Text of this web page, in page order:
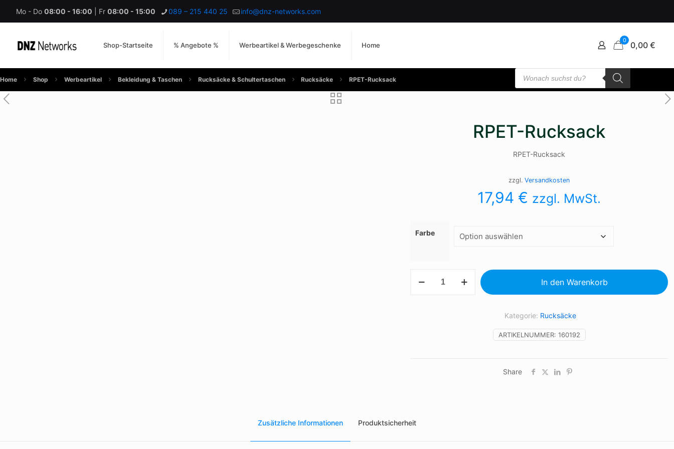
Mo - Do 08:00 - 16:00 | Fr 08:00 - 15:00 089 – 215 440 25 info@dnz-networks.com
Shop-Startseite % Angebote % Werbeartikel & Werbegeschenke Home
0 0,00 €
Home Shop Werbeartikel Bekleidung & Taschen Rucksäcke & Schultertaschen Rucksäcke RPET-Rucksack
Products
search
RPET-Rucksack
RPET-Rucksack
zzgl.Versandkosten
17,94 € zzgl. MwSt.
Farbe
Rucksack
In den Warenkorb
ARTIKELNUMMER: 160192
Kategorie: Rucksäcke
Share
Zusätzliche Informationen Produktsicherheit